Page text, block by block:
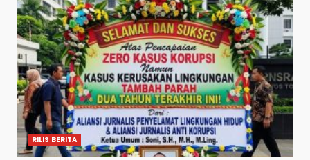
RILIS BERITA